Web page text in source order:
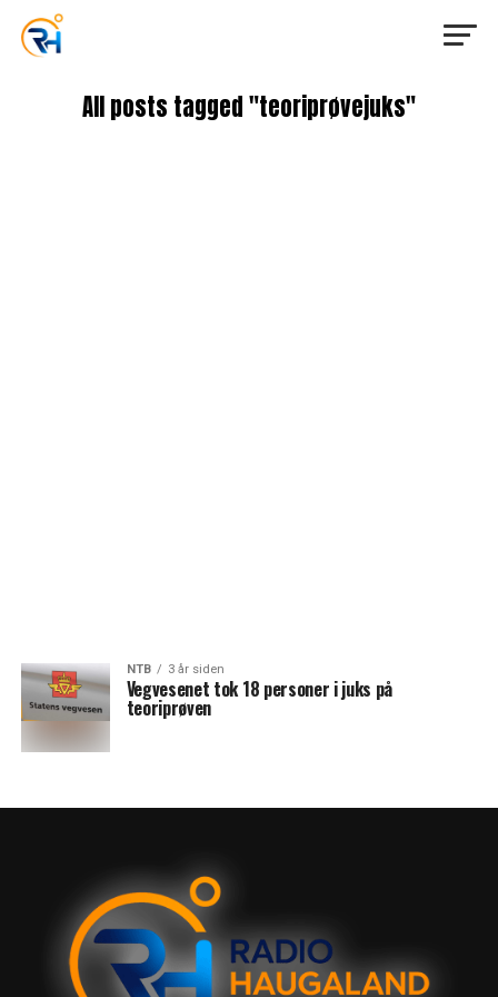
All posts tagged "teoriprøvejuks"
NTB 3 år siden
Vegvesenet tok 18 personer i juks på
teoriprøven